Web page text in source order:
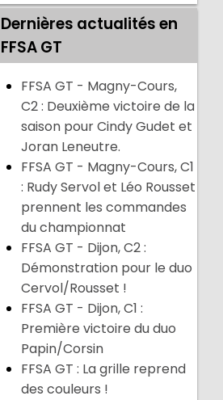
Dernières actualités en
FFSA GT
FFSA GT - Magny-Cours,
C2 : Deuxième victoire de la
saison pour Cindy Gudet et
Joran Leneutre.
FFSA GT - Magny-Cours, C1
: Rudy Servol et Léo Rousset
prennent les commandes
du championnat
FFSA GT - Dijon, C2 :
Démonstration pour le duo
Cervol/Rousset !
FFSA GT - Dijon, C1 :
Première victoire du duo
Papin/Corsin
FFSA GT : La grille reprend
des couleurs !